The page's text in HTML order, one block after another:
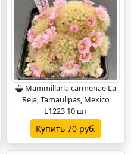
Mammillaria carmenae La
Reja, Tamaulipas, Mexico
L1223 10 шт
Купить 70 руб.